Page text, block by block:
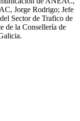
Jorge Rodrigo; Jefe
Sector de Trafico de
de la Consellería de